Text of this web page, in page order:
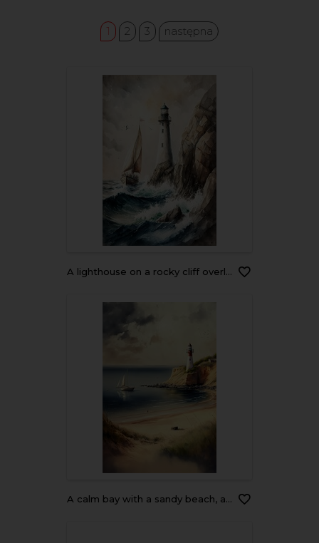
1 2 3 następna
A lighthouse on a rocky cliff overlooking the ocean with waves crashing below and a sailboat in the distance
a calm bay with a sandy beach, a lighthouse on a distant cliff, and a sailboat moored near the shore